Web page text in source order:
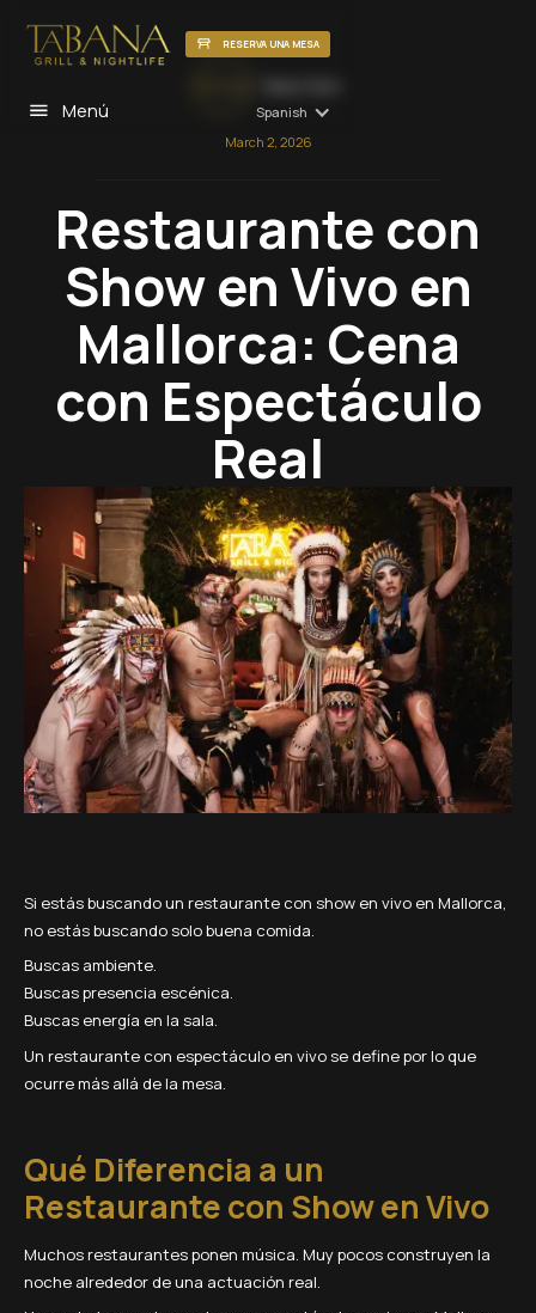
RESERVA UNA MESA
Menú Spanish
March 2, 2026
Restaurante con
Show en Vivo en
Mallorca: Cena
con Espectáculo
Real
Si estás buscando un restaurante con show en vivo en Mallorca,
no estás buscando solo buena comida.
Buscas ambiente.
Buscas presencia escénica.
Buscas energía en la sala.
Un restaurante con espectáculo en vivo se define por lo que
ocurre más allá de la mesa.
Qué Diferencia a un
Restaurante con Show en Vivo
Muchos restaurantes ponen música. Muy pocos construyen la
noche alrededor de una actuación real.